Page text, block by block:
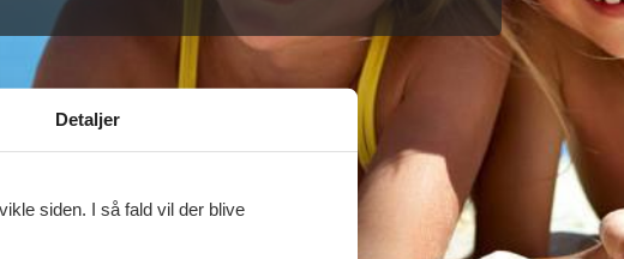
Detaljer
siden. I så fald vil der blive